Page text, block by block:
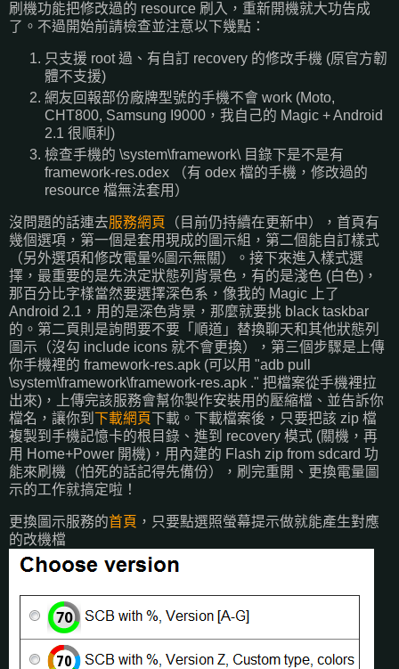
刷機功能把修改過的 resource 刷入，重新開機就大功告成
了。不過開始前請檢查並注意以下幾點：
只支援 root 過、有自訂 recovery 的修改手機 (原官方韌
體不支援)
網友回報部份廠牌型號的手機不會 work (Moto,
CHT800, Samsung I9000，我自己的 Magic + Android
2.1 很順利)
檢查手機的 \system\framework\ 目錄下是不是有
framework-res.odex （有 odex 檔的手機，修改過的
resource 檔無法套用）
沒問題的話連去服務網頁
（目前仍持續在更新中），首頁有
幾個選項，第一個是套用現成的圖示組，第二個能自訂樣式
（另外選項和修改電量%圖示無關）。接下來進入樣式選
擇，最重要的是先決定狀態列背景色，有的是淺色 (白色)，
那百分比字樣當然要選擇深色系，像我的 Magic 上了
Android 2.1，用的是深色背景，那麼就要挑 black taskbar
的。第二頁則是詢問要不要「順道」替換聊天和其他狀態列
圖示（沒勾 include icons 就不會更換），第三個步驟是上傳
你手機裡的 framework-res.apk (可以用 "adb pull
\system\framework\framework-res.apk ." 把檔案從手機裡拉
出來)，上傳完該服務會幫你製作安裝用的壓縮檔、並告訴你
檔名，讓你到 下載網頁下載。下載檔案後，只要把該 zip 檔
複製到手機記憶卡的根目錄、進到 recovery 模式 (關機，再
用 Home+Power 開機)，用內建的 Flash zip from sdcard 功
能來刷機（怕死的話記得先備份），刷完重開、更換電量圖
示的工作就搞定啦！
更換圖示服務的首頁 ，只要點選照螢幕提示做就能產生對應
的改機檔